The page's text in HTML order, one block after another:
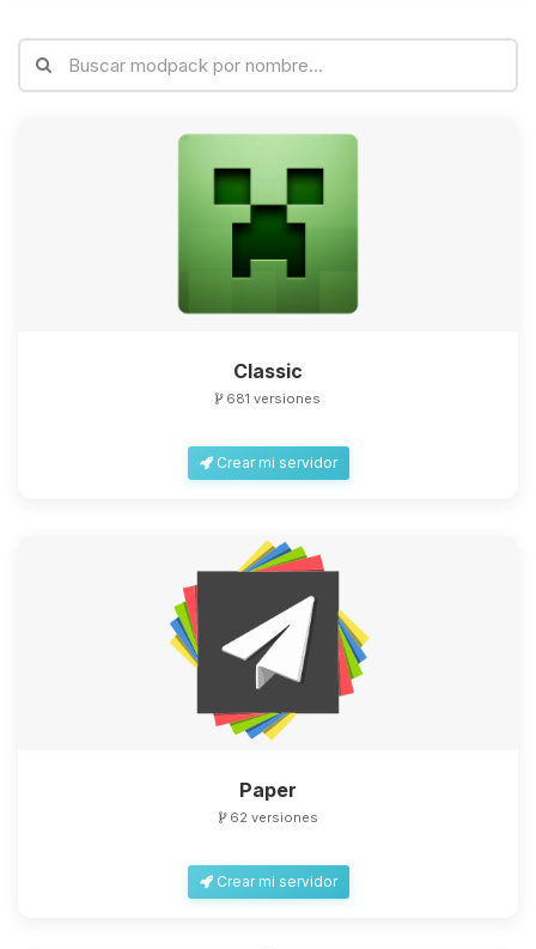
Classic
681 versiones
Crear mi servidor
Paper
62 versiones
Crear mi servidor